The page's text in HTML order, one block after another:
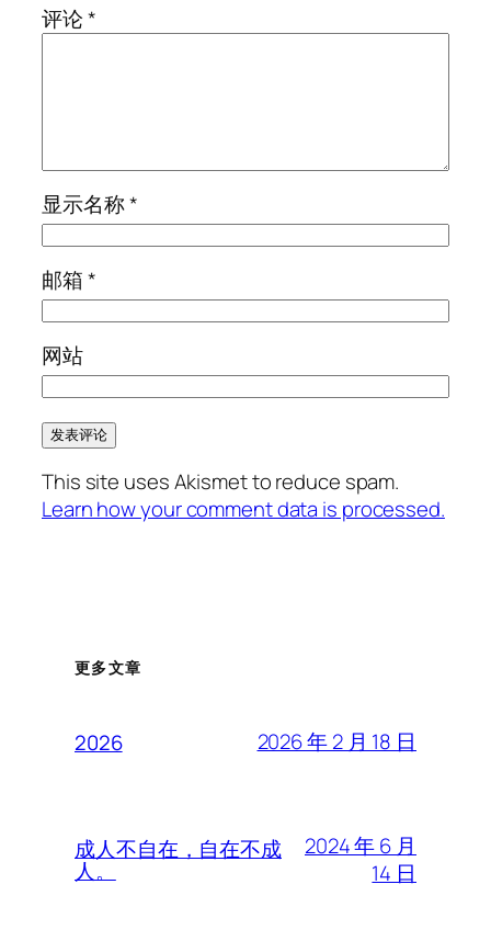
评论*
显示名称*
邮箱*
网站
This site uses Akismet to reduce spam.
Learn how your comment data is processed.
更多文章
2026 2026 年 2 月 18 日
成人不自在，自在不成
人。
2024 年 6 月
14 日